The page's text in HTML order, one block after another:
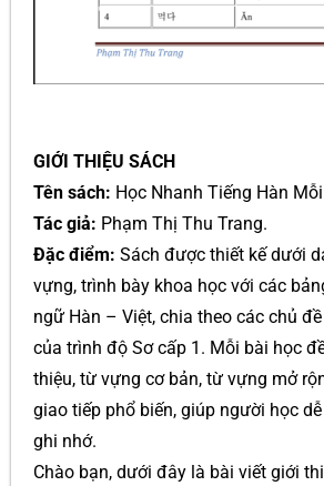
GIỚI THIỆU SÁCH
Tên sách: Học Nhanh Tiếng Hàn
Tác giả: Phạm Thị Thu Trang.
Đặc điểm: Sách được thiết kế dưới
vựng, trình bày khoa học với các
ngữ Hàn – Việt, chia theo các chủ
của trình độ Sơ cấp 1. Mỗi bài học
thiệu, từ vựng cơ bản, từ vựng mở
giao tiếp phổ biến, giúp người học
ghi nhớ.
Chào bạn, dưới đây là bài viết giới